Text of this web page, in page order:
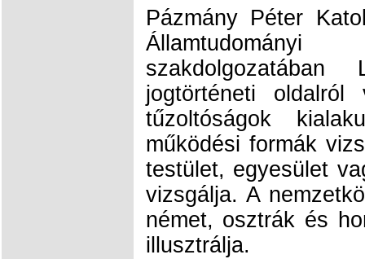
Pázmány Péter
jogtörténeti
tűzoltóságok
működési formák
testület, egyesület
vizsgálja. A
német, osztrák és
illusztrálja.